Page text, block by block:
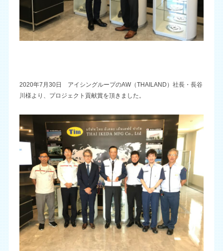
2020年7月30日 アイシングループのAW（THAILAND）社長・長谷
川様より、プロジェクト貢献賞を頂きました。